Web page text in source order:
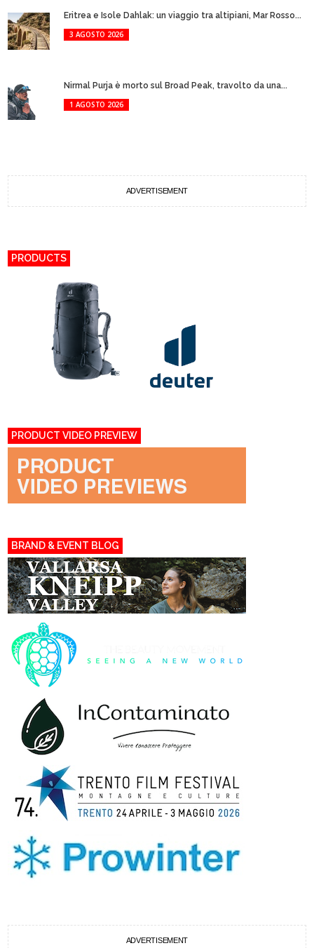
Eritrea e Isole Dahlak: un viaggio tra altipiani, Mar Rosso...
3 AGOSTO 2026
Nirmal Purja è morto sul Broad Peak, travolto da una...
1 AGOSTO 2026
ADVERTISEMENT
PRODUCTS
PRODUCT VIDEO PREVIEW
BRAND & EVENT BLOG
ADVERTISEMENT